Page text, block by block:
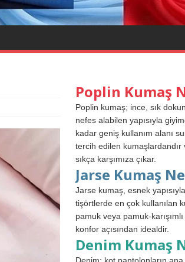
Poplin Kumaş
Poplin kumaş; ince, sık
nefes alabilen yapısıyla
kadar geniş kullanım alanı
tercih edilen kumaşlardandır
sıkça karşımıza çıkar.
Jarse Kumaş
Jarse kumaş, esnek
tişörtlerde en çok kullanılan
pamuk veya pamuk-
konfor açısından idealdir.
Denim Kumaş